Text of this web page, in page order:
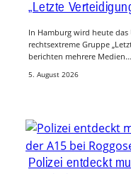
„Letzte
In Hamburg wird heute
rechtsextreme Gruppe
berichten mehrere Medien…
5. August 2026
Polizei entdeckt